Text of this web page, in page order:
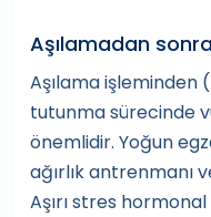
Aşılamadan
Aşılama işleminden
tutunma sürecinde
önemlidir. Yoğun
ağırlık antrenmanı
Aşırı stres